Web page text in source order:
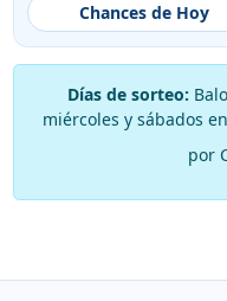
Charcuteria La Variante
El Buen Sabor
Ganaservicios San Pedro
Chances de Hoy
Días de sorteo:
miércoles y sábados
por